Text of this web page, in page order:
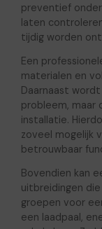
preventief
laten
tijdig worden
Een
materialen en
Daarnaast
probleem, maar
installatie.
zoveel mogelijk
betrouwbaar
Bovendien kan
uitbreidingen
groepen voor
een laadpaal,